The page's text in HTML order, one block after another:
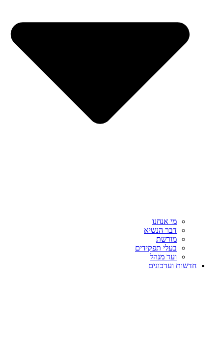
מי אנחנו
דבר הנשיא
מורשת
בעלי תפקידים
ועד מנהל
חדשות ועדכונים